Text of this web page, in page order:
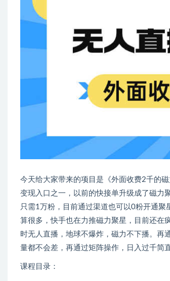
今天给大家带来的项目是《外面收费2千的
变现入口之一，以前的快接单升级成了磁力
只需1万粉，目前通过渠道也可以0粉开通
算很多，快手也在力推磁力聚星，目前还在
时无人直播，地球不爆炸，磁力不下播。再
量都不会差，再通过矩阵操作，日入过千简
课程目录：